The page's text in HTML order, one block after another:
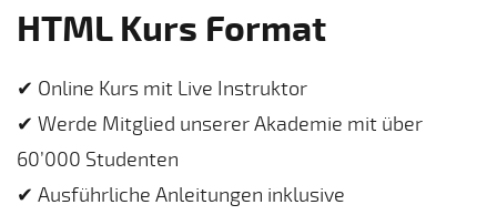
HTML Kurs Format
✔ Online Kurs mit Live Instruktor
✔ Werde Mitglied unserer Akademie mit über
60’000 Studenten
✔ Ausführliche Anleitungen inklusive